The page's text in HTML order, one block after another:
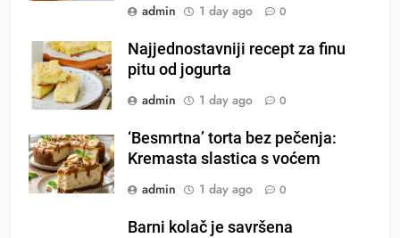
admin
1 day ago 0
Najjednostavniji recept za finu
pitu od jogurta
admin
1 day ago 0
‘Besmrtna’ torta bez pečenja:
Kremasta slastica s voćem
admin
1 day ago 0
Barni kolač je savršena